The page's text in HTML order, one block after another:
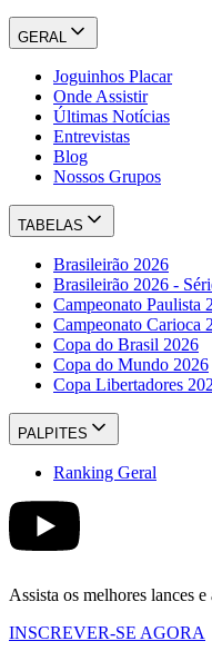
GERAL
Joguinhos Placar
Onde Assistir
Últimas Notícias
Entrevistas
Blog
Nossos Grupos
TABELAS
Brasileirão 2026
Brasileirão 2026 -
Campeonato Paulista
Campeonato Carioca
Copa do Brasil 2026
Copa do Mundo 2026
Copa Libertadores
PALPITES
Ranking Geral
Assista os melhores lances
INSCREVER-SE AGORA